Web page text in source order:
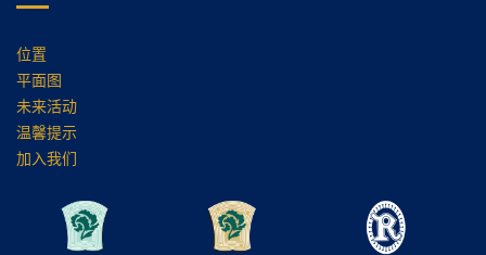
位置
平面图
未来活动
温馨提示
加入我们